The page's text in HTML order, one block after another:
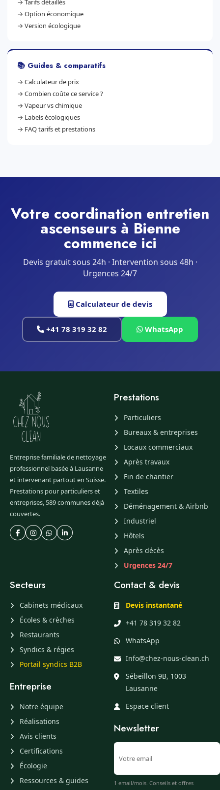
→ Tarifs détaillés
→ Option économique
→ Version écologique
📚 Guides & comparatifs
→ Calculateur de prix
→ Combien coûte ce service ?
→ Vapeur vs chimique
→ Labels écologiques
→ FAQ tarifs et prestations
Votre coordination entretien
ascenseurs à Bienne
commence ici
Devis gratuit sous 24h · Intervention sous 48h ·
Urgences 24/7
Calculateur de devis
+41 78 319 32 82 WhatsApp
Entreprise familiale de nettoyage
professionnel basée à Lausanne
et intervenant partout en Suisse.
Prestations pour particuliers et
entreprises, 589 communes déjà
couvertes.
Prestations
Particuliers
Bureaux & entreprises
Locaux commerciaux
Après travaux
Fin de chantier
Textiles
Déménagement & Airbnb
Industriel
Hôtels
Après décès
Urgences 24/7
Secteurs
Cabinets médicaux
Écoles & crèches
Restaurants
Syndics & régies
Portail syndics B2B
Entreprise
Notre équipe
Réalisations
Avis clients
Certifications
Écologie
Ressources & guides
Contact & devis
Devis instantané
+41 78 319 32 82
WhatsApp
Info@chez-nous-clean.ch
Sébeillon 9B, 1003
Lausanne
Espace client
Newsletter
1 email/mois. Conseils et offres